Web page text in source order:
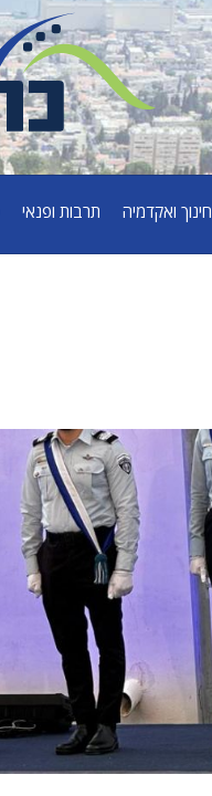
חינוך ואקדמיה תרבות ופנאי